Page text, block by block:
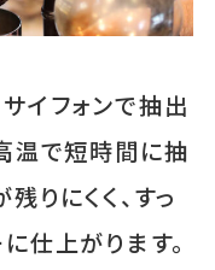
イフォンで抽出
温で短時間に抽
りにくく、すっ
仕上がります。